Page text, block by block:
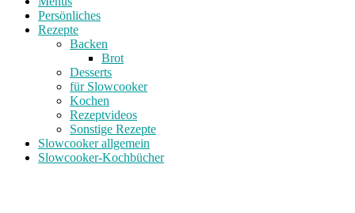
Persönliches
Rezepte
Backen
Brot
Desserts
für Slowcooker
Kochen
Rezeptvideos
Sonstige Rezepte
Slowcooker allgemein
Slowcooker-Kochbücher